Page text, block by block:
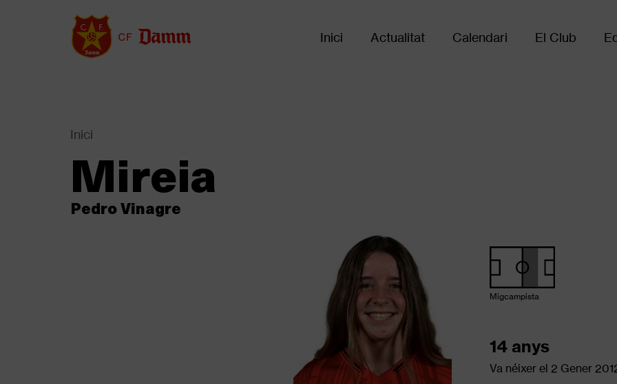
Inici Actualitat Calendari El Club
Fil
d'Ariadna
Inici
Mireia
Pedro Vinagre
Migcampista
14 anys
Va néixer el 2 Gener